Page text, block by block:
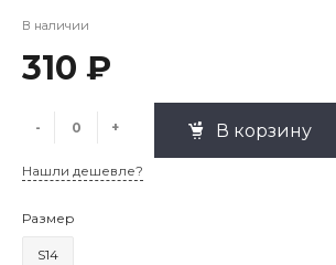
В наличии
310 ₽
- + В корзину
Нашли дешевле?
Размер
S14